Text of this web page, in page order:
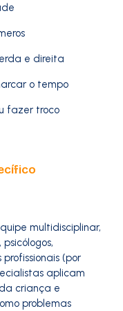
e direita
o tempo
fazer troco
multidisciplinar,
(por
aplicam
criança e
problemas